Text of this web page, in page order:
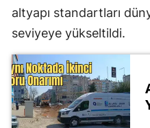
altyapı standartları
seviyeye yükseltildi.